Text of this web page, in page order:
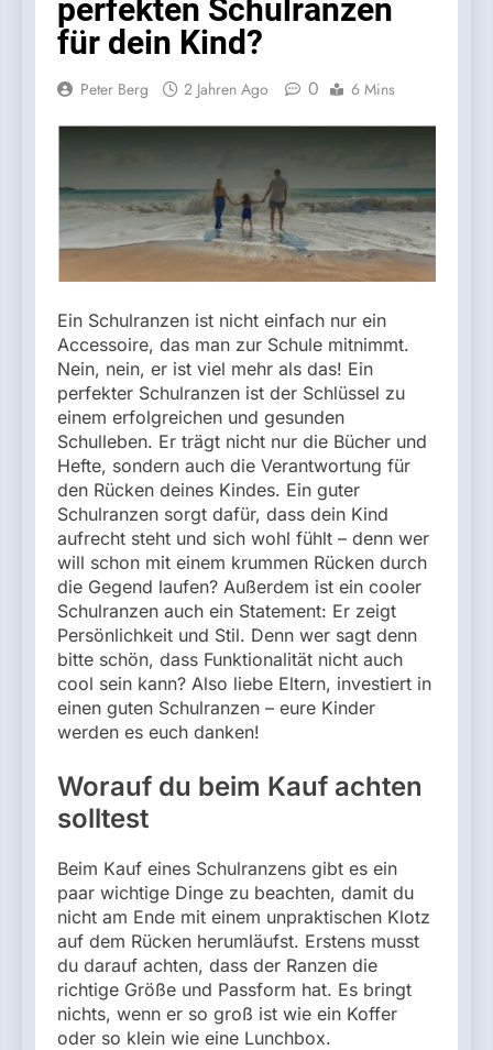
perfekten Schulranzen
für dein Kind?
Peter Berg 2 Jahren Ago 0 6 Mins
Ein Schulranzen ist nicht einfach nur ein
Accessoire, das man zur Schule mitnimmt.
Nein, nein, er ist viel mehr als das! Ein
perfekter Schulranzen ist der Schlüssel zu
einem erfolgreichen und gesunden
Schulleben. Er trägt nicht nur die Bücher und
Hefte, sondern auch die Verantwortung für
den Rücken deines Kindes. Ein guter
Schulranzen sorgt dafür, dass dein Kind
aufrecht steht und sich wohl fühlt – denn wer
will schon mit einem krummen Rücken durch
die Gegend laufen? Außerdem ist ein cooler
Schulranzen auch ein Statement: Er zeigt
Persönlichkeit und Stil. Denn wer sagt denn
bitte schön, dass Funktionalität nicht auch
cool sein kann? Also liebe Eltern, investiert in
einen guten Schulranzen – eure Kinder
werden es euch danken!
Worauf du beim Kauf achten
solltest
Beim Kauf eines Schulranzens gibt es ein
paar wichtige Dinge zu beachten, damit du
nicht am Ende mit einem unpraktischen Klotz
auf dem Rücken herumläufst. Erstens musst
du darauf achten, dass der Ranzen die
richtige Größe und Passform hat. Es bringt
nichts, wenn er so groß ist wie ein Koffer
oder so klein wie eine Lunchbox.